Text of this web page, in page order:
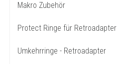
Makro Zubehör
Protect Ringe für Retroadapter
Umkehrringe - Retroadapter